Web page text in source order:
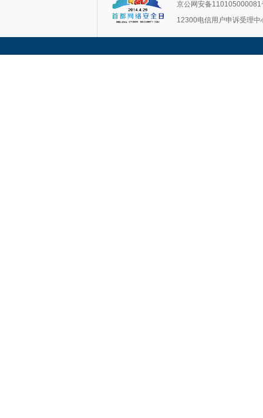
京公网安备110105000081
12300电信用户申诉受理中